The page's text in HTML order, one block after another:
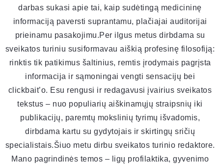
darbas sukasi apie tai, kaip sudėtingą medicininę
informaciją paversti suprantamu, plačiajai auditorijai
prieinamu pasakojimu.Per ilgus metus dirbdama su
sveikatos turiniu susiformavau aiškią profesinę filosofiją:
rinktis tik patikimus šaltinius, remtis įrodymais pagrįsta
informacija ir sąmoningai vengti sensacijų bei
clickbait’o. Esu rengusi ir redagavusi įvairius sveikatos
tekstus – nuo populiarių aiškinamųjų straipsnių iki
publikacijų, paremtų mokslinių tyrimų išvadomis,
dirbdama kartu su gydytojais ir skirtingų sričių
specialistais.Šiuo metu dirbu sveikatos turinio redaktore.
Mano pagrindinės temos – ligų profilaktika, gyvenimo